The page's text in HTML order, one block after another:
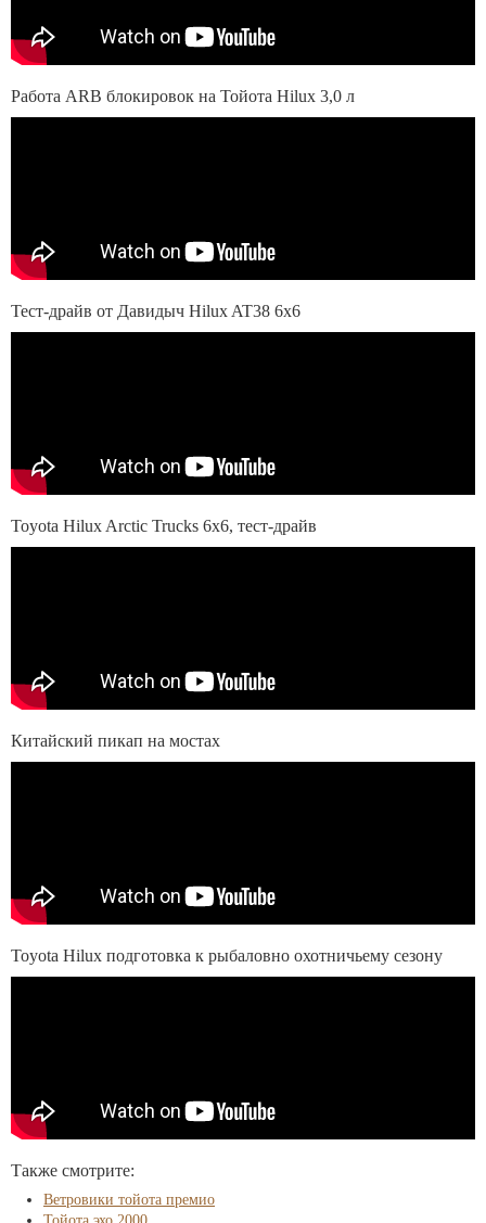
Работа ARB блокировок на Тойота Hilux 3,0 л
Тест-драйв от Давидыч Hilux AT38 6x6
Toyota Hilux Arctic Trucks 6x6, тест-драйв
Китайский пикап на мостах
Toyota Hilux подготовка к рыбаловно охотничьему сезону
Также смотрите:
Ветровики тойота премио